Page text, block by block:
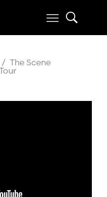
/ The Scene